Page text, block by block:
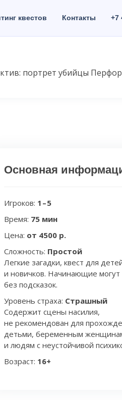
квестов Контакты +7
портрет убийцы
Основная
Игроков: 1 – 5
Время: 75 мин
Цена: от 4500 р.
Сложность: Простой
Легкие загадки, квест для
и новичков. Начинающие могут
без подсказок.
Уровень страха: Страшный
Содержит сцены насилия,
не рекомендован для
детьми, беременным
и людям с неустойчивой
Возраст: 16+